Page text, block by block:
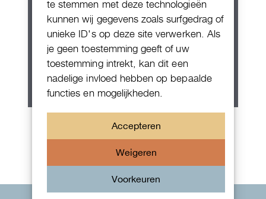
te stemmen met deze technologieën
kunnen wij gegevens zoals surfgedrag of
unieke ID's op deze site verwerken. Als
je geen toestemming geeft of uw
toestemming intrekt, kan dit een
nadelige invloed hebben op bepaalde
functies en mogelijkheden.
Accepteren
Weigeren
Voorkeuren
Rolex Oyster Perpetual 36